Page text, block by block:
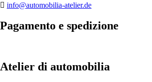
info@automobilia-atelier.de
Pagamento e spedizione
Atelier di automobilia